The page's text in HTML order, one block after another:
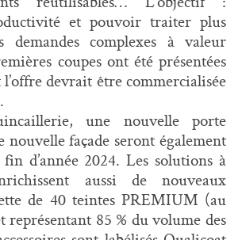
et pouvoir traiter plus
demandes complexes à valeur
coupes ont été présentées
l’offre devrait être commercialisée
une nouvelle porte
nouvelle façade seront également
fin d’année 2024. Les solutions à
aussi de nouveaux
de 40 teintes PREMIUM (au
85 % du volume des